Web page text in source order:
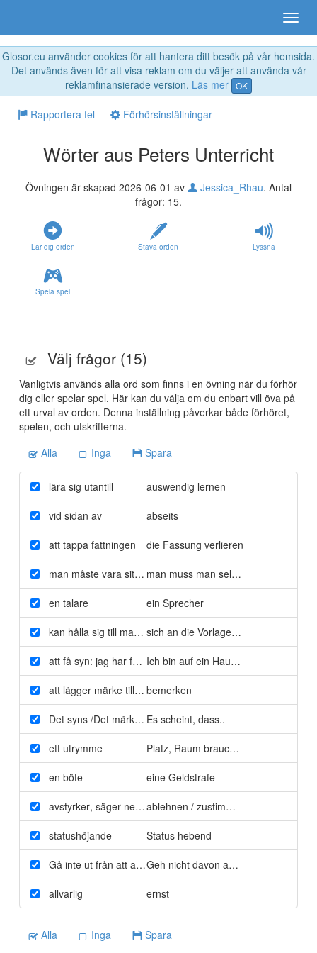
Glosor.eu använder cookies för att hantera ditt besök på vår hemsida.
Det används även för att visa reklam om du väljer att använda vår
reklamfinansierade version. Läs mer OK
Rapportera fel Förhörsinställningar
Wörter aus Peters Unterricht
Övningen är skapad 2026-06-01 av Jessica_Rhau. Antal
frågor: 15.
Lär dig orden Stava orden Lyssna
Spela spel
Välj frågor (15)
Vanligtvis används alla ord som finns i en övning när du förhör
dig eller spelar spel. Här kan du välja om du enbart vill öva på
ett urval av orden. Denna inställning påverkar både förhöret,
spelen, och utskrifterna.
Alla
Inga Spara
lära sig utantill auswendig lernen
vid sidan av abseits
att tappa fattningen die Fassung verlieren
man måste vara sitt eget jagman muss man selbst sein
en talare ein Sprecher
kan hålla sig till manussich an die Vorlage halten
att få syn: jag har fatt syn PÅ ett hus.Ich bin auf ein Haus aufmerksam
att lägger märke till / att få syn på
bemerken
Det syns /Det märks att du är glad idag.
Es scheint, dass..
ett utrymme Platz, Raum brauchen
en böte eine Geldstrafe
avstyrker, säger nej / tillstyrkerablehnen / zustimmen
statushöjande Status hebend
Gå inte ut från att alla vetGeh nicht davon aus
allvarlig ernst
Alla Inga Spara